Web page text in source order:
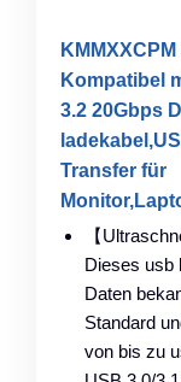
Kompatibel
3.2 20Gbps
Transfer für
【
Dieses usb
Daten
Standard
von bis zu